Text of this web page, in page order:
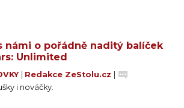
námi o pořádně naditý balíček
Unlimited
Redakce ZeStolu.cz
i nováčky.